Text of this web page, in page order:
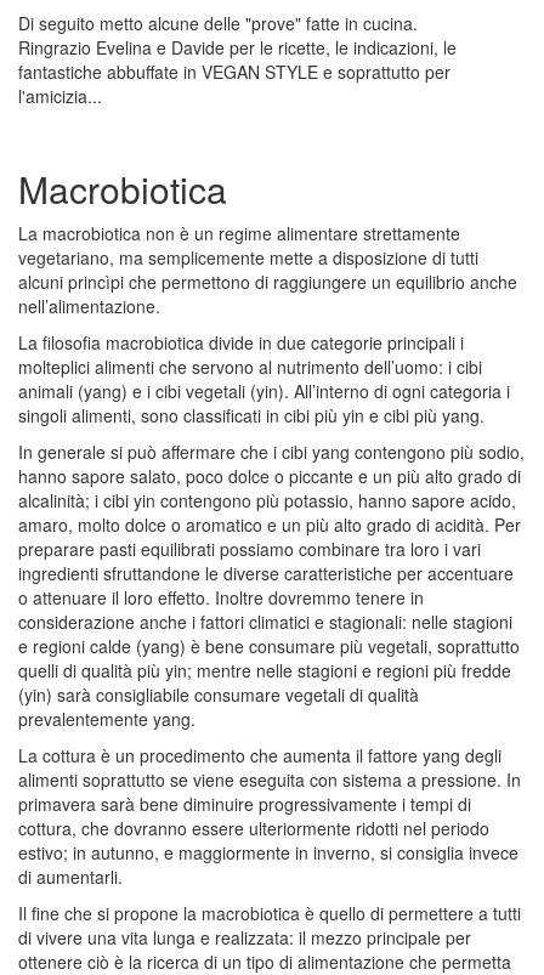
Di seguito metto alcune delle "prove" fatte in cucina.
Ringrazio Evelina e Davide per le ricette, le indicazioni, le
fantastiche abbuffate in VEGAN STYLE e soprattutto per
l'amicizia...
Macrobiotica
La macrobiotica non è un regime alimentare strettamente
vegetariano, ma semplicemente mette a disposizione di tutti
alcuni princìpi che permettono di raggiungere un equilibrio anche
nell’alimentazione.
La filosofia macrobiotica divide in due categorie principali i
molteplici alimenti che servono al nutrimento dell’uomo: i cibi
animali (yang) e i cibi vegetali (yin). All’interno di ogni categoria i
singoli alimenti, sono classificati in cibi più yin e cibi più yang.
In generale si può affermare che i cibi yang contengono più sodio,
hanno sapore salato, poco dolce o piccante e un più alto grado di
alcalinità; i cibi yin contengono più potassio, hanno sapore acido,
amaro, molto dolce o aromatico e un più alto grado di acidità. Per
preparare pasti equilibrati possiamo combinare tra loro i vari
ingredienti sfruttandone le diverse caratteristiche per accentuare
o attenuare il loro effetto. Inoltre dovremmo tenere in
considerazione anche i fattori climatici e stagionali: nelle stagioni
e regioni calde (yang) è bene consumare più vegetali, soprattutto
quelli di qualità più yin; mentre nelle stagioni e regioni più fredde
(yin) sarà consigliabile consumare vegetali di qualità
prevalentemente yang.
La cottura è un procedimento che aumenta il fattore yang degli
alimenti soprattutto se viene eseguita con sistema a pressione. In
primavera sarà bene diminuire progressivamente i tempi di
cottura, che dovranno essere ulteriormente ridotti nel periodo
estivo; in autunno, e maggiormente in inverno, si consiglia invece
di aumentarli.
Il fine che si propone la macrobiotica è quello di permettere a tutti
di vivere una vita lunga e realizzata: il mezzo principale per
ottenere ciò è la ricerca di un tipo di alimentazione che permetta